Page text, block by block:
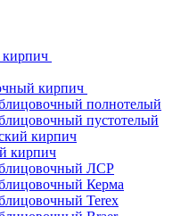
кирпич
полнотелый
пустотелый
кирпич
кирпич
ЛСР
Керма
Terex